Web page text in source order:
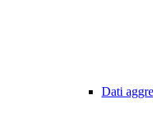
Dati